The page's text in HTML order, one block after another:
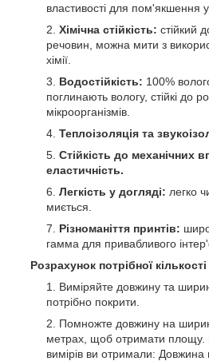
властивості для пом'якшення
Хімічна стійкість: стійкий
речовин, можна мити з
хімії.
Водостійкість: 100%
поглинають вологу, стійкі до
мікроорганізмів.
Теплоізоляція та
Стійкість до механічних
еластичність.
Легкість у догляді: легко
миється.
Різноманіття принтів:
гамма для привабливого
Розрахунок потрібної
Виміряйте довжину та
потрібно покрити.
Помножте довжину на
метрах, щоб отримати площу.
вимірів ви отримали: Довжина